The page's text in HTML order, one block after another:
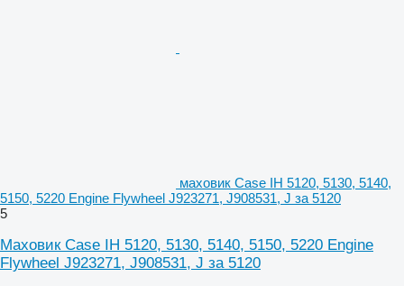
маховик Case IH 5120, 5130, 5140,
5150, 5220 Engine Flywheel J923271, J908531, J за 5120
5
Маховик Case IH 5120, 5130, 5140, 5150, 5220 Engine
Flywheel J923271, J908531, J за 5120